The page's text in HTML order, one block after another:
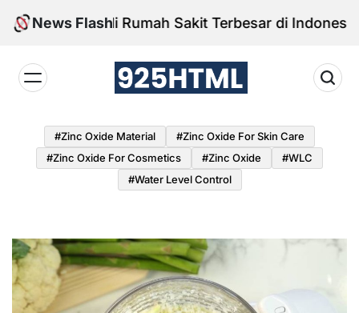
Skip
News Flash
Fasilitas di Rumah Sakit Terbesar di Indonesia
#Zinc Oxide Material
#Zinc Oxide For Skin Care
#Zinc Oxide For Cosmetics
#Zinc Oxide
#WLC
#water Level Control